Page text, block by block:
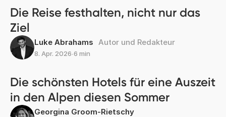
Die Reise festhalten, nicht nur das
Ziel
Luke Abrahams Autor und Redakteur
8. Apr. 2026∙6 min
Die schönsten Hotels für eine Auszeit
in den Alpen diesen Sommer
Georgina Groom-Rietschy